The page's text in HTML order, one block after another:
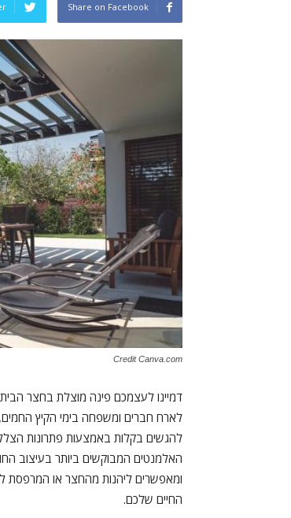
Share on Facebook
Credit Canva.com
דמיינו לעצמכם פינה מוצלת בחצר
לארח חברים ומשפחה בימי הקיץ
להגשים בקלות באמצעות פתרונות
האלמנטים המבוקשים ביותר בעיצוב
ומאפשרים ליהנות מהחצר או המרפסת
החיים שלכם.